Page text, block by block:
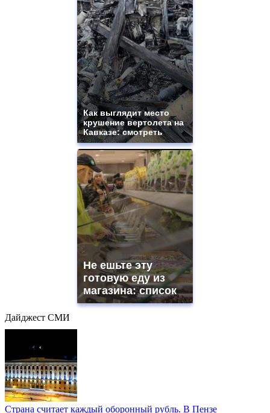
Как выглядит место
крушение вертолета на
Кавказе: смотреть
Не ешьте эту
готовую еду из
магазина: список
Дайджест СМИ
Страна считает каждый оборонный рубль. В Пензе